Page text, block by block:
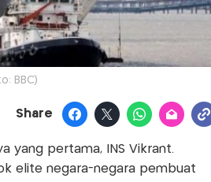
BBC)
Share
yang pertama, INS Vikrant.
elite negara-negara pembuat